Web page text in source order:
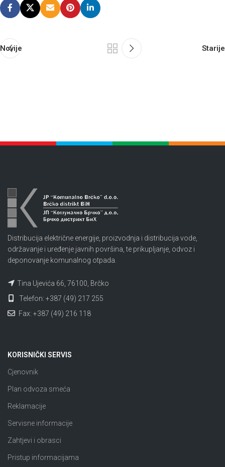
Novije Starije
Distribucija električne energije, proizvodnja i distribucija vode,
održavanje i uređenje javnih površina, te prikupljanje, odvoz i
deponovanje komunalnog otpada.
Tina Ujevića 66, 76100, Brčko
Telefon: +387 (49) 217 255
Fax: +387 (49) 216 118
KORISNIČKI SERVIS
Cjenovnik
Plan odvoza smeća
Reklamacije
Servisne informacije
Zahtjevi i obrasci
Pristup informacijama